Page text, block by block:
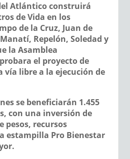
Atlántico construirá
de Vida en los
de la Cruz, Juan de
Repelón, Soledad y
la Asamblea
el proyecto de
vía libre a la ejecución de
se beneficiarán 1.455
con una inversión de
pesos, recursos
estampilla Pro Bienestar